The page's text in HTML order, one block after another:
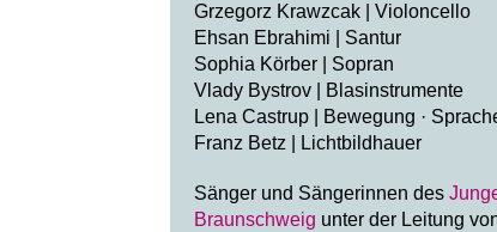
Grzegorz Krawzcak | Violoncello
Ehsan Ebrahimi | Santur
Sophia Körber | Sopran
Vlady Bystrov | Blasinstrumente
Lena Castrup | Bewegung ·
Franz Betz | Lichtbildhauer
Sänger und Sängerinnen des
Braunschweig unter der Leitung